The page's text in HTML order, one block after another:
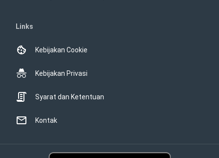
Links
Kebijakan Cookie
Kebijakan Privasi
Syarat dan Ketentuan
Kontak